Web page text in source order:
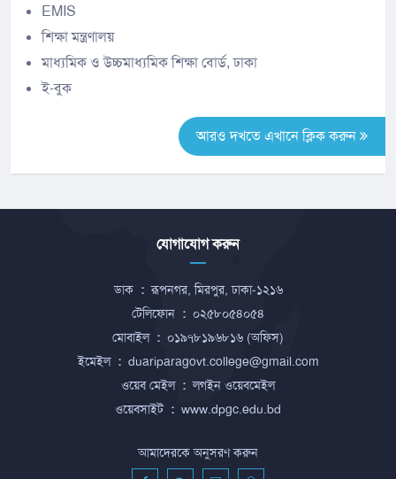
EMIS
শিক্ষা মন্ত্রণালয়
মাধ্যমিক ও উচ্চমাধ্যমিক শিক্ষা বোর্ড, ঢাকা
ই-বুক
আরও দখতে এখানে ক্লিক করুন
যোগাযোগ করুন
ডাক : রূপনগর, মিরপুর, ঢাকা-১২১৬
টেলিফোন : ০২৫৮০৫৪০৫৪
মোবাইল : ০১৯৭৮১৯৬৮১৬ (অফিস)
ইমেইল : duariparagovt.college@gmail.com
ওয়েব মেইল : লগইন ওয়েবমেইল
ওয়েবসাইট : www.dpgc.edu.bd
আমাদেরকে অনুসরণ করুন